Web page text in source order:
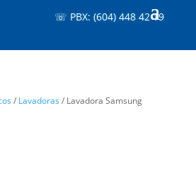
☏ PBX: (604) 448 42 19
/ Lavadoras / Lavadora Samsung